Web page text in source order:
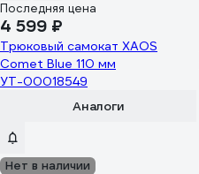
Последняя цена
4 599 ₽
Трюковый самокат XAOS
Comet Blue 110 мм
УТ-00018549
Аналоги
Нет в наличии